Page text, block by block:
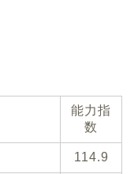
能力指
数
114.9